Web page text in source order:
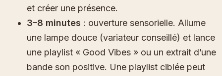
et créer une présence.
3–8 minutes : ouverture sensorielle. Allume
une lampe douce (variateur conseillé) et lance
une playlist « Good Vibes » ou un extrait d’une
bande son positive. Une playlist ciblée peut